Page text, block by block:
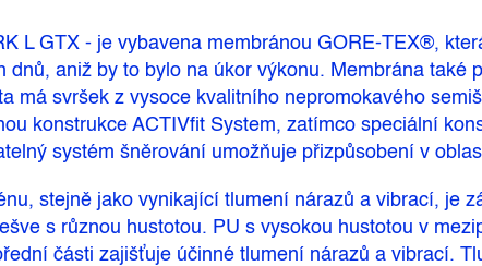
L GTX - je vybavena membránou GORE-TEX®,
dnů, aniž by to bylo na úkor výkonu. Membrána také
má svršek z vysoce kvalitního nepromokavého
konstrukce ACTIVfit System, zatímco speciální
systém šněrování umožňuje přizpůsobení v
stejně jako vynikající tlumení nárazů a vibrací, je
s různou hustotou. PU s vysokou hustotou v
části zajišťuje účinné tlumení nárazů a vibrací.